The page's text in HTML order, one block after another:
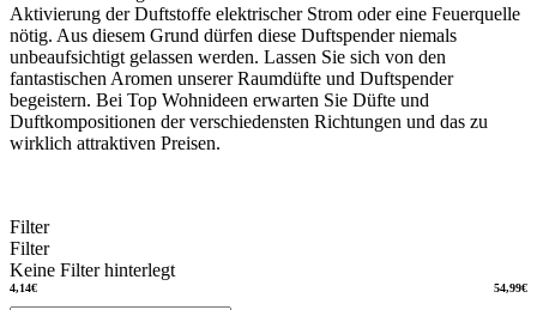
Aktivierung der Duftstoffe elektrischer Strom oder eine Feuerquelle
nötig. Aus diesem Grund dürfen diese Duftspender niemals
unbeaufsichtigt gelassen werden. Lassen Sie sich von den
fantastischen Aromen unserer Raumdüfte und Duftspender
begeistern. Bei Top Wohnideen erwarten Sie Düfte und
Duftkompositionen der verschiedensten Richtungen und das zu
wirklich attraktiven Preisen.
Filter
Filter
Keine Filter hinterlegt
4,14€ 54,99€